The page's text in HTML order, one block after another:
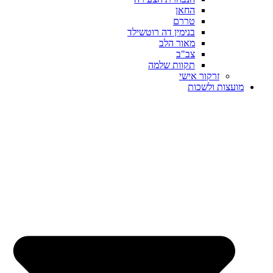
החאן
טררם
בנימין דה רוטשילד
מאור הלב
צב"ב
תקוות שלמה
זרקור אישי
מועצות ולשכות